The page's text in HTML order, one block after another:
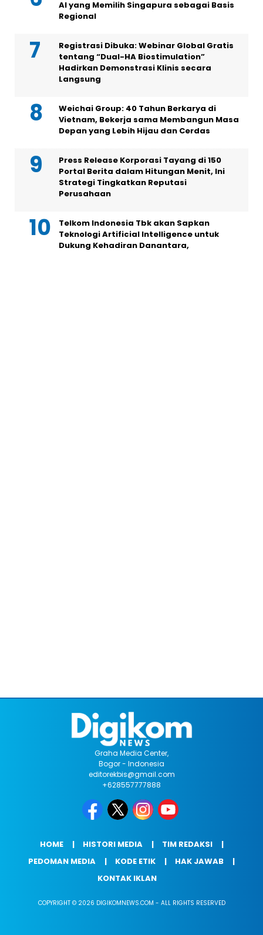
AI yang Memilih Singapura sebagai Basis
Regional
Registrasi Dibuka: Webinar Global Gratis
tentang “Dual-HA Biostimulation”
Hadirkan Demonstrasi Klinis secara
Langsung
Weichai Group: 40 Tahun Berkarya di
Vietnam, Bekerja sama Membangun Masa
Depan yang Lebih Hijau dan Cerdas
Press Release Korporasi Tayang di 150
Portal Berita dalam Hitungan Menit, Ini
Strategi Tingkatkan Reputasi
Perusahaan
Telkom Indonesia Tbk akan Sapkan
Teknologi Artificial Intelligence untuk
Dukung Kehadiran Danantara,
Graha Media Center,
Bogor - Indonesia
editorekbis@gmail.com
+628557777888
HOME HISTORI MEDIA
TIM REDAKSI
PEDOMAN MEDIA
KODE ETIK
HAK JAWAB
KONTAK IKLAN
COPYRIGHT © 2026 DIGIKOMNEWS.COM - ALL RIGHTS RESERVED